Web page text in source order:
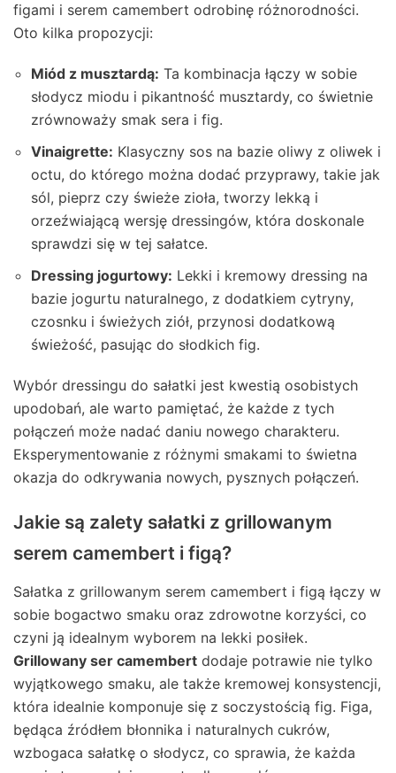
figami i serem camembert odrobinę różnorodności.
Oto kilka propozycji:
Miód z musztardą: Ta kombinacja łączy w sobie
słodycz miodu i pikantność musztardy, co świetnie
zrównoważy smak sera i fig.
Vinaigrette: Klasyczny sos na bazie oliwy z oliwek i
octu, do którego można dodać przyprawy, takie jak
sól, pieprz czy świeże zioła, tworzy lekką i
orzeźwiającą wersję dressingów, która doskonale
sprawdzi się w tej sałatce.
Dressing jogurtowy: Lekki i kremowy dressing na
bazie jogurtu naturalnego, z dodatkiem cytryny,
czosnku i świeżych ziół, przynosi dodatkową
świeżość, pasując do słodkich fig.
Wybór dressingu do sałatki jest kwestią osobistych
upodobań, ale warto pamiętać, że każde z tych
połączeń może nadać daniu nowego charakteru.
Eksperymentowanie z różnymi smakami to świetna
okazja do odkrywania nowych, pysznych połączeń.
Jakie są zalety sałatki z grillowanym
serem camembert i figą?
Sałatka z grillowanym serem camembert i figą łączy w
sobie bogactwo smaku oraz zdrowotne korzyści, co
czyni ją idealnym wyborem na lekki posiłek.
Grillowany ser camembert dodaje potrawie nie tylko
wyjątkowego smaku, ale także kremowej konsystencji,
która idealnie komponuje się z soczystością fig. Figa,
będąca źródłem błonnika i naturalnych cukrów,
wzbogaca sałatkę o słodycz, co sprawia, że każda